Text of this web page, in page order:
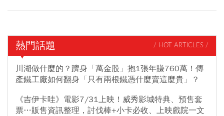
熱門話題 / HOT ARTICLES /
川湖做什麼的？躋身「萬金股」抱1張年賺760萬！傳
產鐵工廠如何翻身「只有兩根鐵憑什麼賣這麼貴」？
《吉伊卡哇》電影7/31上映！威秀影城特典、預售套
票…販售資訊整理，討伐棒+小卡必收、上映戲院一文